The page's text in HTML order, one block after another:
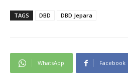
TAGS DBD DBD Jepara
WhatsApp Facebook